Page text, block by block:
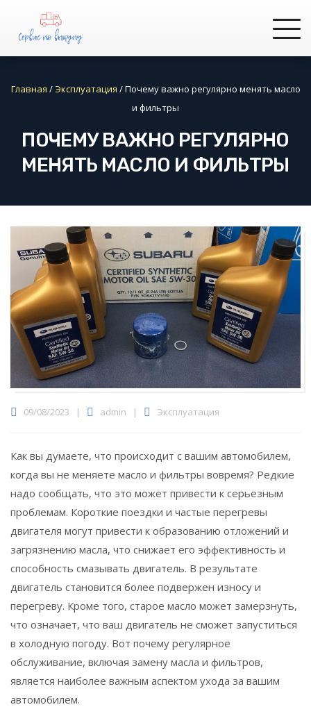
Главная / Эксплуатация /Почему важно регулярно менять масло
и фильтры
ПОЧЕМУ ВАЖНО РЕГУЛЯРНО
МЕНЯТЬ МАСЛО И ФИЛЬТРЫ
09/08/2023 | admin | Эксплуатация
Как вы думаете, что происходит с вашим автомобилем,
когда вы не меняете масло и фильтры вовремя? Редкие
надо сообщать, что это может привести к серьезным
проблемам. Короткие поездки и частые перегревы
двигателя могут привести к образованию отложений и
загрязнению масла, что снижает его эффективность и
способность смазывать двигатель. В результате
двигатель становится более подвержен износу и
перегреву. Кроме того, старое масло может замерзнуть,
что означает, что ваш двигатель не сможет запуститься
в холодную погоду. Вот почему регулярное
обслуживание, включая замену масла и фильтров,
является наиболее важным аспектом ухода за вашим
автомобилем.